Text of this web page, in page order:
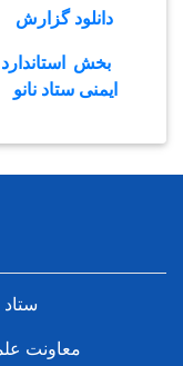
دانلود گزارش
بخش استاندارد های
ایمنی ستاد نانو
ستاد ویژه
معاونت علمی و